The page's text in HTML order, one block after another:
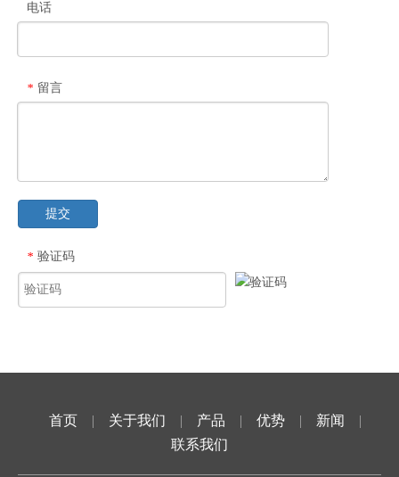
电话
* 留言
提交
* 验证码
首页 | 关于我们 | 产品 | 优势 | 新闻
|
联系我们